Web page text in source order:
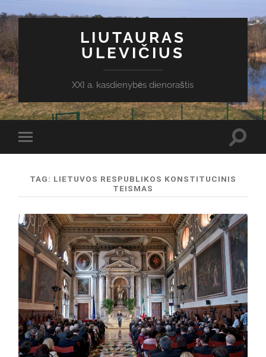
LIUTAURAS
ULEVIČIUS
XXI a. kasdienybės dienoraštis
Toggle
mobile
TAG: LIETUVOS RESPUBLIKOS KONSTITUCINIS
TEISMAS